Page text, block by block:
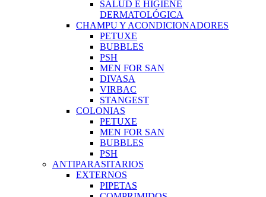
SALUD E HIGIENE
DERMATOLÓGICA
CHAMPU Y ACONDICIONADORES
PETUXE
BUBBLES
PSH
MEN FOR SAN
DIVASA
VIRBAC
STANGEST
COLONIAS
PETUXE
MEN FOR SAN
BUBBLES
PSH
ANTIPARASITARIOS
EXTERNOS
PIPETAS